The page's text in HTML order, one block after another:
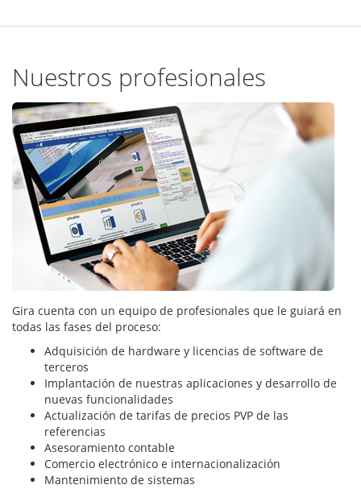
Nuestros profesionales
Gira cuenta con un equipo de profesionales que le guiará en
todas las fases del proceso:
Adquisición de hardware y licencias de software de
terceros
Implantación de nuestras aplicaciones y desarrollo de
nuevas funcionalidades
Actualización de tarifas de precios PVP de las
referencias
Asesoramiento contable
Comercio electrónico e internacionalización
Mantenimiento de sistemas